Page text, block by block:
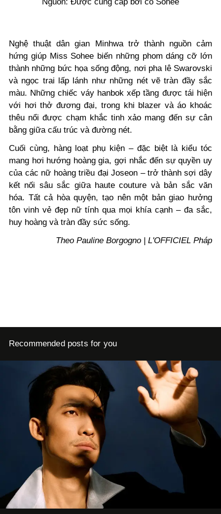
Nghệ thuật dân gian Minhwa trở thành nguồn cảm
hứng giúp Miss Sohee biến những phom dáng cỡ lớn
thành những bức họa sống động, nơi pha lê Swarovski
và ngọc trai lấp lánh như những nét vẽ tràn đầy sắc
màu. Những chiếc váy hanbok xếp tầng được tái hiện
với hơi thở đương đại, trong khi blazer và áo khoác
thêu nổi được chạm khắc tinh xảo mang đến sự cân
bằng giữa cấu trúc và đường nét.
Cuối cùng, hàng loạt phụ kiện – đặc biệt là kiểu tóc
mang hơi hướng hoàng gia, gợi nhắc đến sự quyền uy
của các nữ hoàng triều đại Joseon – trở thành sợi dây
kết nối sâu sắc giữa haute couture và bản sắc văn
hóa. Tất cả hòa quyện, tạo nên một bản giao hưởng
tôn vinh vẻ đẹp nữ tính qua mọi khía cạnh – đa sắc,
huy hoàng và tràn đầy sức sống.
Theo Pauline Borgogno | L'OFFICIEL Pháp
Recommended posts for you